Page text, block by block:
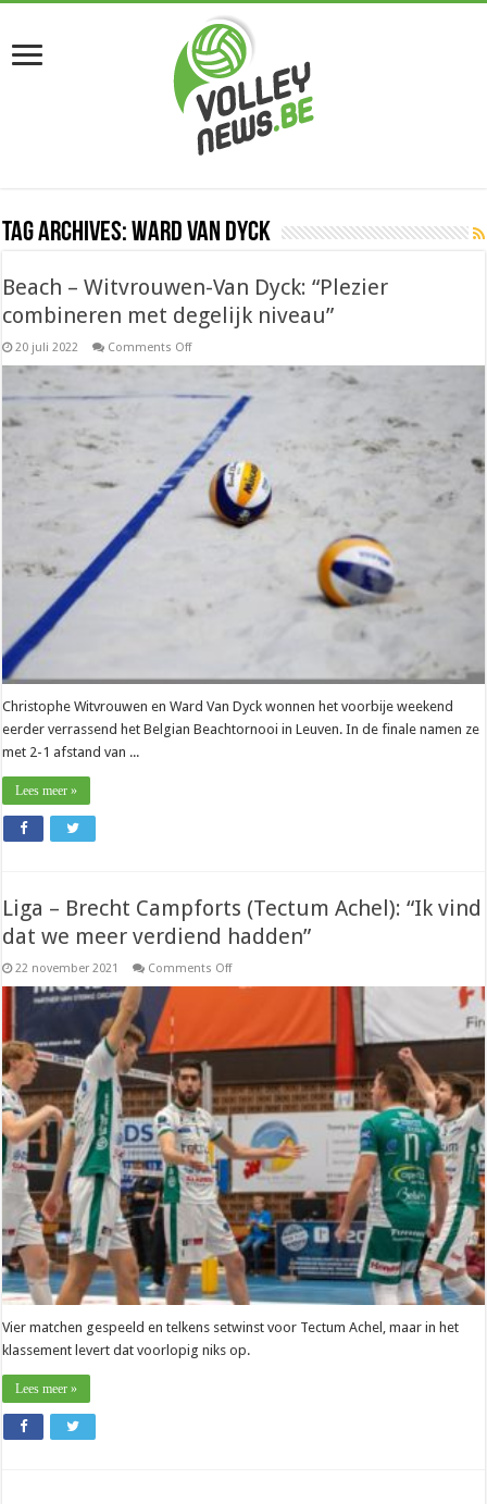
Tag Archives:Ward Van Dyck
Beach – Witvrouwen-Van Dyck: “Plezier
combineren met degelijk niveau”
20 juli 2022 Comments Offon
Witvrouwen-
Van
Dyck:
“Plezier
combineren
met
degelijk
niveau”
Christophe Witvrouwen en Ward Van Dyck wonnen het voorbije weekend
eerder verrassend het Belgian Beachtornooi in Leuven. In de finale namen ze
met 2-1 afstand van ...
Lees meer »
Liga – Brecht Campforts (Tectum Achel): “Ik vind
dat we meer verdiend hadden”
22 november 2021 Comments Offon
(Tectum
Achel):
dat
we
meer
verdiend
hadden”
Vier matchen gespeeld en telkens setwinst voor Tectum Achel, maar in het
klassement levert dat voorlopig niks op.
Lees meer »